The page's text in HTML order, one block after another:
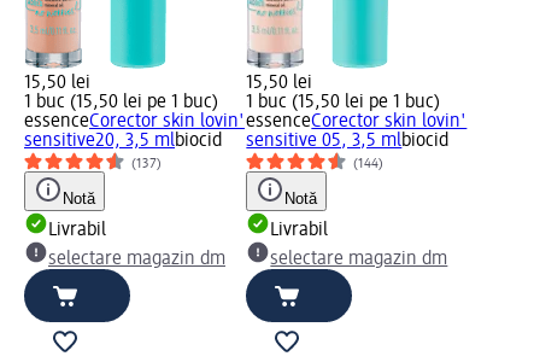
15,50 lei
1 buc (15,50 lei pe 1 buc)
essenceCorector skin lovin'
sensitive20, 3,5 mlbiocid
(137)
Notă
Livrabil
selectare magazin dm
15,50 lei
1 buc (15,50 lei pe 1 buc)
essenceCorector skin lovin'
sensitive 05, 3,5 mlbiocid
(144)
Notă
Livrabil
selectare magazin dm